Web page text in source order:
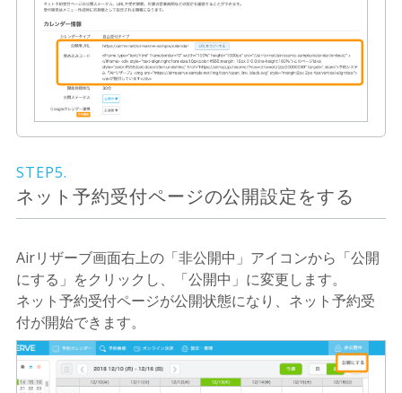
STEP5.
ネット予約受付ページの公開設定をする
Airリザーブ画面右上の「非公開中」アイコンから「公開
にする」をクリックし、「公開中」に変更します。
ネット予約受付ページが公開状態になり、ネット予約受
付が開始できます。